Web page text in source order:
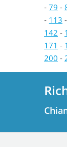
- 79 -
- 113 -
142 -
171 -
200 -